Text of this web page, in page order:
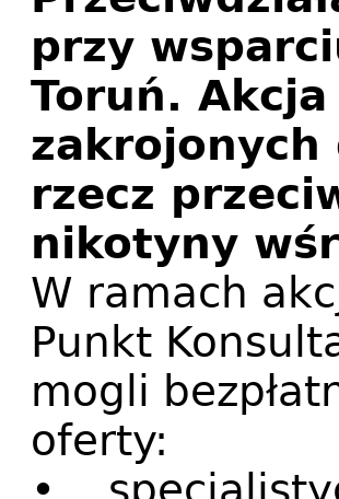
przy
Toruń. Akcja
zakrojonych
rzecz
nikotyny
W ramach
Punkt
mogli
oferty: